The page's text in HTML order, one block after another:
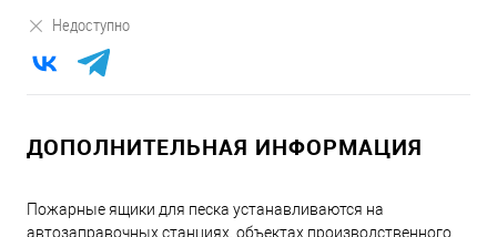
Недоступно
ДОПОЛНИТЕЛЬНАЯ ИНФОРМАЦИЯ
Пожарные ящики для песка устанавливаются на
автозаправочных станциях, объектах производственного